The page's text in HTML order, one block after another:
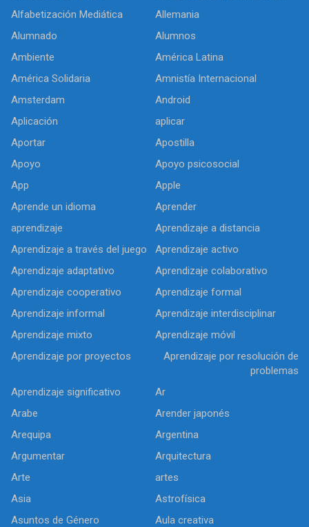
Alfabetización Mediática
Allemania
Alumnado
Alumnos
Ambiente
América Latina
América Solidaria
Amnistía Internacional
Amsterdam
Android
Aplicación
aplicar
Aportar
Apostilla
Apoyo
Apoyo psicosocial
App
Apple
Aprende un idioma
Aprender
aprendizaje
Aprendizaje a distancia
Aprendizaje a través del juego
Aprendizaje activo
Aprendizaje adaptativo
Aprendizaje colaborativo
Aprendizaje cooperativo
Aprendizaje formal
Aprendizaje informal
Aprendizaje interdisciplinar
Aprendizaje mixto
Aprendizaje móvil
Aprendizaje por proyectos
Aprendizaje por resolución de
problemas
Aprendizaje significativo
Ar
Arabe
Arender japonés
Arequipa
Argentina
Argumentar
Arquitectura
Arte
artes
Asia
Astrofísica
Asuntos de Género
Aula creativa